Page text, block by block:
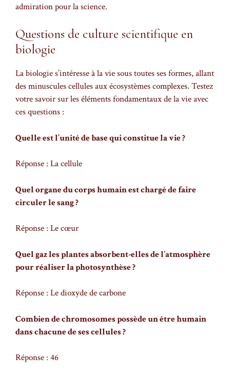
admiration pour la science.
Questions de culture scientifique en
biologie
La biologie s’intéresse à la vie sous toutes ses formes, allant
des minuscules cellules aux écosystèmes complexes. Testez
votre savoir sur les éléments fondamentaux de la vie avec
ces questions :
Quelle est l’unité de base qui constitue la vie ?
Réponse : La cellule
Quel organe du corps humain est chargé de faire
circuler le sang ?
Réponse : Le cœur
Quel gaz les plantes absorbent-elles de l’atmosphère
pour réaliser la photosynthèse ?
Réponse : Le dioxyde de carbone
Combien de chromosomes possède un être humain
dans chacune de ses cellules ?
Réponse : 46